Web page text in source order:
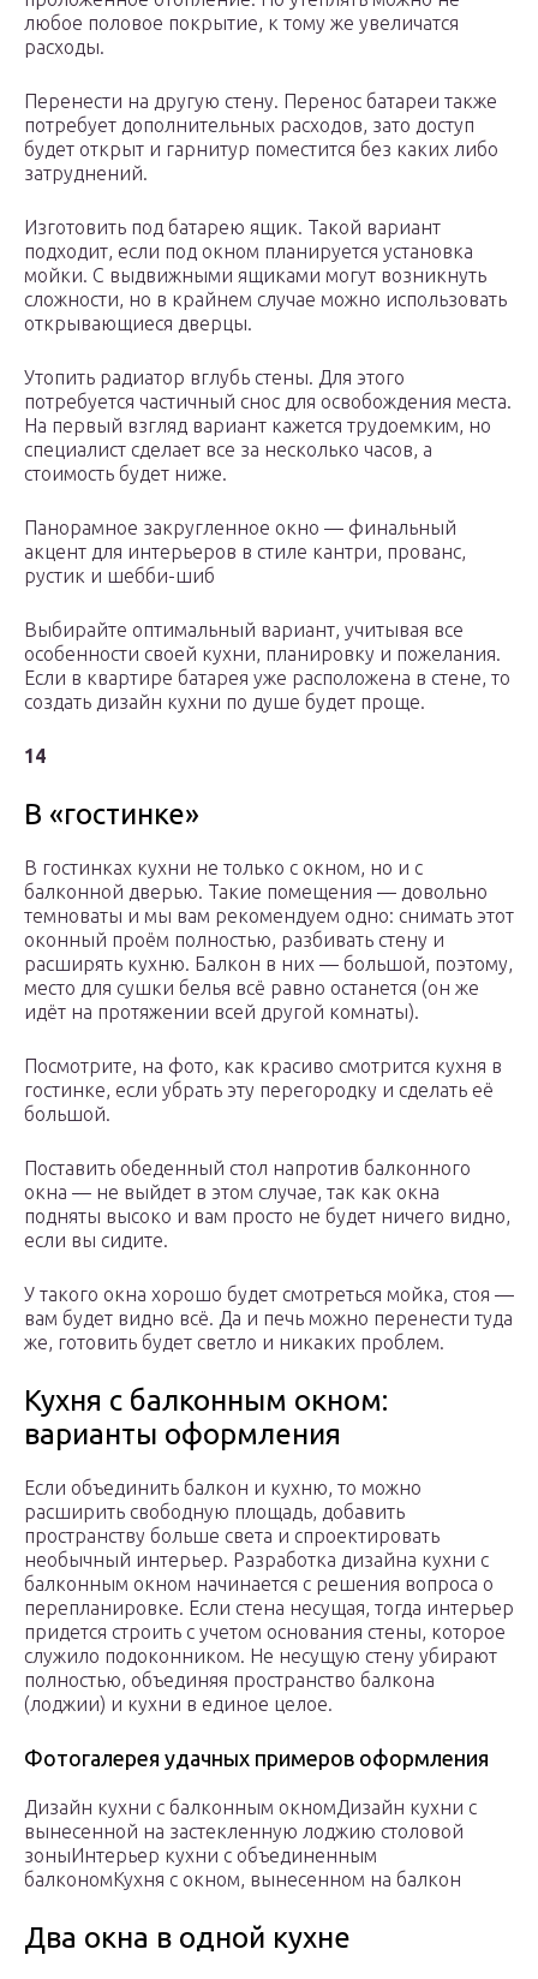
любое половое покрытие, к тому же увеличатся
расходы.
Перенести на другую стену. Перенос батареи также
потребует дополнительных расходов, зато доступ
будет открыт и гарнитур поместится без каких либо
затруднений.
Изготовить под батарею ящик. Такой вариант
подходит, если под окном планируется установка
мойки. С выдвижными ящиками могут возникнуть
сложности, но в крайнем случае можно использовать
открывающиеся дверцы.
Утопить радиатор вглубь стены. Для этого
потребуется частичный снос для освобождения места.
На первый взгляд вариант кажется трудоемким, но
специалист сделает все за несколько часов, а
стоимость будет ниже.
Панорамное закругленное окно — финальный
акцент для интерьеров в стиле кантри, прованс,
рустик и шебби-шиб
Выбирайте оптимальный вариант, учитывая все
особенности своей кухни, планировку и пожелания.
Если в квартире батарея уже расположена в стене, то
создать дизайн кухни по душе будет проще.
14
В «гостинке»
В гостинках кухни не только с окном, но и с
балконной дверью. Такие помещения — довольно
темноваты и мы вам рекомендуем одно: снимать этот
оконный проём полностью, разбивать стену и
расширять кухню. Балкон в них — большой, поэтому,
место для сушки белья всё равно останется (он же
идёт на протяжении всей другой комнаты).
Посмотрите, на фото, как красиво смотрится кухня в
гостинке, если убрать эту перегородку и сделать её
большой.
Поставить обеденный стол напротив балконного
окна — не выйдет в этом случае, так как окна
подняты высоко и вам просто не будет ничего видно,
если вы сидите.
У такого окна хорошо будет смотреться мойка, стоя —
вам будет видно всё. Да и печь можно перенести туда
же, готовить будет светло и никаких проблем.
Кухня с балконным окном:
варианты оформления
Если объединить балкон и кухню, то можно
расширить свободную площадь, добавить
пространству больше света и спроектировать
необычный интерьер. Разработка дизайна кухни с
балконным окном начинается с решения вопроса о
перепланировке. Если стена несущая, тогда интерьер
придется строить с учетом основания стены, которое
служило подоконником. Не несущую стену убирают
полностью, объединяя пространство балкона
(лоджии) и кухни в единое целое.
Фотогалерея удачных примеров оформления
Дизайн кухни с балконным окномДизайн кухни с
вынесенной на застекленную лоджию столовой
зоныИнтерьер кухни с объединенным
балкономКухня с окном, вынесенном на балкон
Два окна в одной кухне